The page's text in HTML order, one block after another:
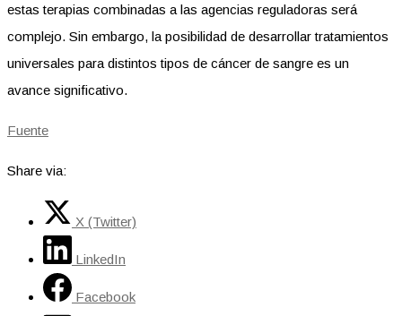
estas terapias combinadas a las agencias reguladoras será
complejo. Sin embargo, la posibilidad de desarrollar tratamientos
universales para distintos tipos de cáncer de sangre es un
avance significativo.
Fuente
Share via:
X (Twitter)
LinkedIn
Facebook